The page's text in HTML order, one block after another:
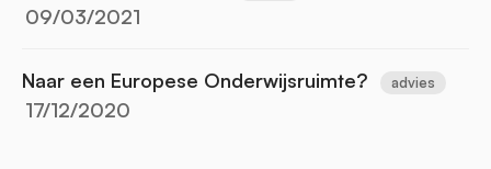
09/03/2021
Naar een Europese Onderwijsruimte? advies
17/12/2020